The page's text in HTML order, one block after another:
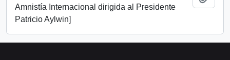
Amnistía Internacional dirigida al Presidente
Patricio Aylwin]